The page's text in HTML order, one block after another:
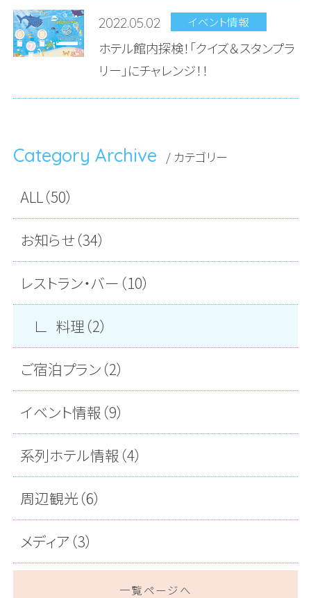
2022.05.02 イベント情報
ホテル館内探検！「クイズ＆スタンプラ
リー」にチャレンジ！！
Category Archive / カテゴリー
ALL（50）
お知らせ（34）
レストラン・バー（10）
料理（2）
ご宿泊プラン（2）
イベント情報（9）
系列ホテル情報（4）
周辺観光（6）
メディア（3）
一覧ページへ